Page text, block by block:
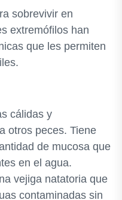
sobrevivir en
extremófilos han
que les permiten
cálidas y
otros peces. Tiene
de mucosa que
en el agua.
vejiga natatoria que
contaminadas sin